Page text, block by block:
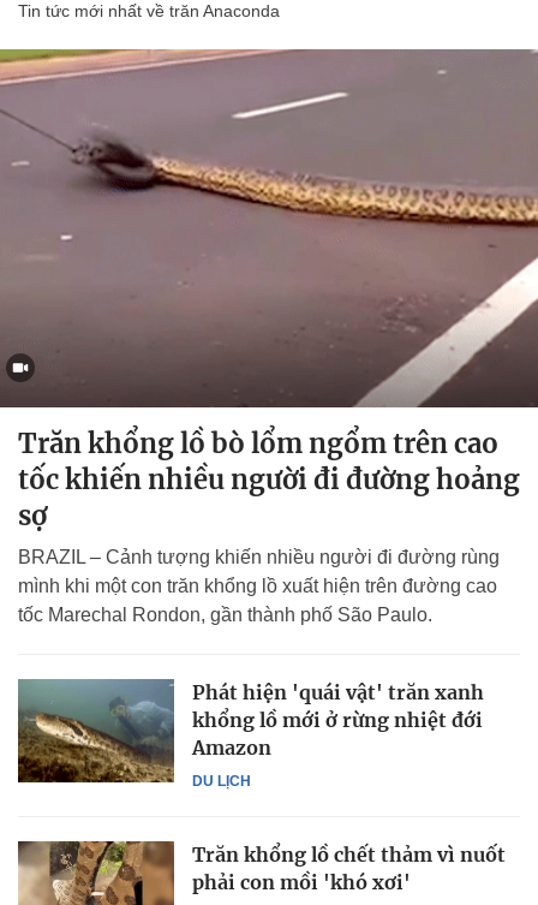
Tin tức mới nhất về trăn Anaconda
Trăn khổng lồ bò lổm ngổm trên cao
tốc khiến nhiều người đi đường hoảng
sợ
BRAZIL – Cảnh tượng khiến nhiều người đi đường rùng
mình khi một con trăn khổng lồ xuất hiện trên đường cao
tốc Marechal Rondon, gần thành phố São Paulo.
DU LỊCH
Phát hiện 'quái vật' trăn xanh
khổng lồ mới ở rừng nhiệt đới
Amazon
Trăn khổng lồ chết thảm vì nuốt
phải con mồi 'khó xơi'